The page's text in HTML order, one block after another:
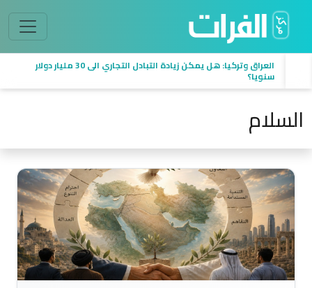
العراق وتركيا: هل يمكن زيادة التبادل التجاري الى 30 مليار دولار
سنويا؟
السلام